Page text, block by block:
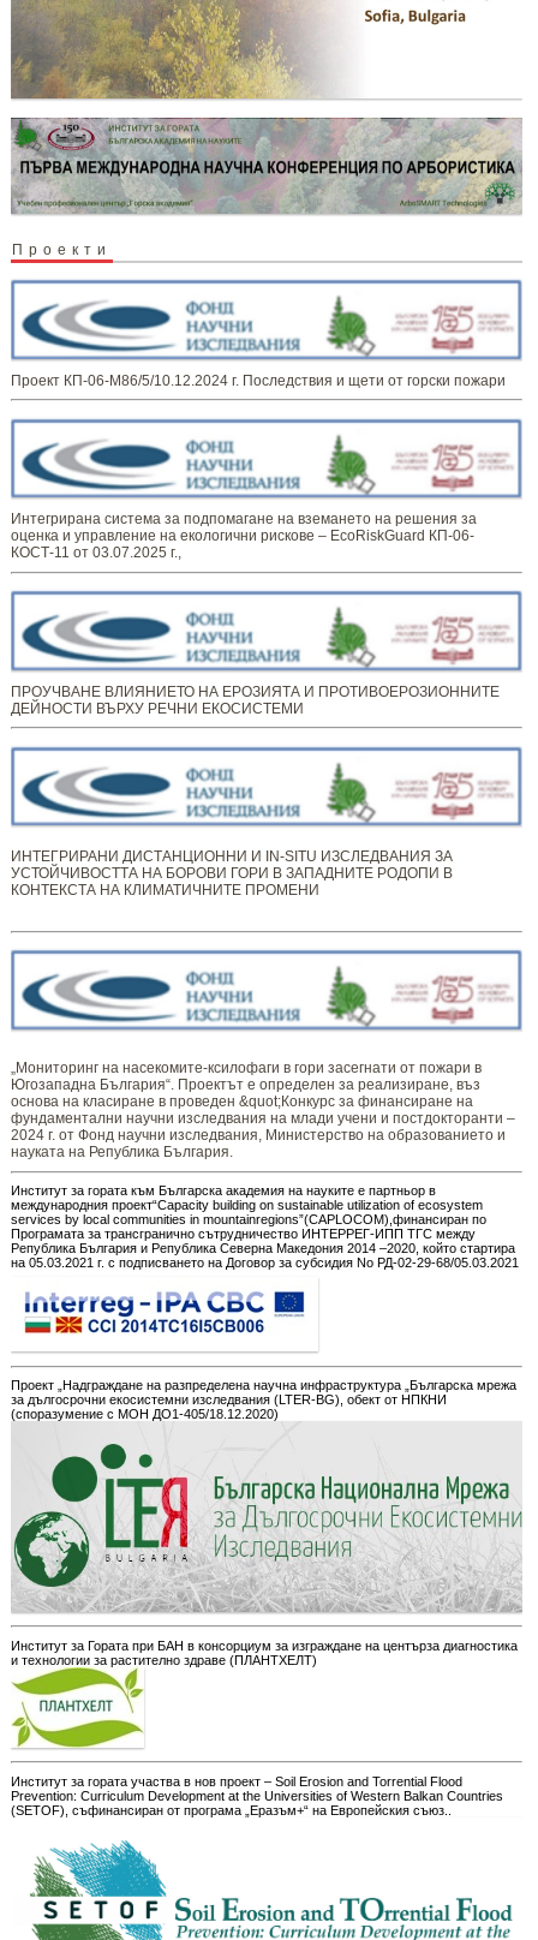
Проекти
Проект КП-06-М86/5/10.12.2024 г. Последствия и щети от горски пожари
Интегрирана система за подпомагане на вземането на решения за
оценка и управление на екологични рискове – EcoRiskGuard КП-06-
КОСТ-11 от 03.07.2025 г.,
ПРОУЧВАНЕ ВЛИЯНИЕТО НА ЕРОЗИЯТА И ПРОТИВОЕРОЗИОННИТЕ
ДЕЙНОСТИ ВЪРХУ РЕЧНИ ЕКОСИСТЕМИ
ИНТЕГРИРАНИ ДИСТАНЦИОННИ И IN-SITU ИЗСЛЕДВАНИЯ ЗА
УСТОЙЧИВОСТТА НА БОРОВИ ГОРИ В ЗАПАДНИТЕ РОДОПИ В
КОНТЕКСТА НА КЛИМАТИЧНИТЕ ПРОМЕНИ
„Мониторинг ​​​на ​​насекомите-ксилофаги в гори засегнати от пожари в
Югозападна България“. Проектът е определен за реализиране, въз
основа на класиране в проведен &quot;Конкурс за финансиране на
фундаментални научни изследвания на млади учени и постдокторанти –
2024 г. от Фонд научни изследвания, Министерство на образованието и
науката на Република България.
Институт за гората към Българска академия на науките е партньор в
международния проект“Capacity building on sustainable utilization of ecosystem
services by local communities in mountainregions”(CAPLOCOM),финансиран по
Програмата за трансгранично сътрудничество ИНТЕРРЕГ-ИПП ТГС между
Република България и Република Северна Македония 2014 –2020, който стартира
на 05.03.2021 г. с подписването на Договор за субсидия No РД-02-29-68/05.03.2021
Проект „Надграждане на разпределена научна инфраструктура „Българска мрежа
за дългосрочни екосистемни изследвания (LTER-BG), обект от НПКНИ
(споразумение с МОН ДО1-405/18.12.2020)
Институт за Гората при БАН в консорциум за изграждане на центърза диагностика
и технологии за растително здраве (ПЛАНТХЕЛТ)
Институт за гората участва в нов проект – Soil Erosion and Torrential Flood
Prevention: Curriculum Development at the Universities of Western Balkan Countries
(SETOF), съфинансиран от програма „Еразъм+“ на Европейския съюз..